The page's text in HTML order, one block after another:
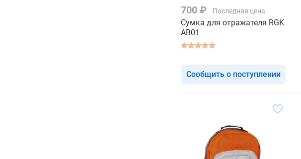
700 ₽ Последняя цена
Сумка для отражателя RGK
AB01
Сообщить о поступлении